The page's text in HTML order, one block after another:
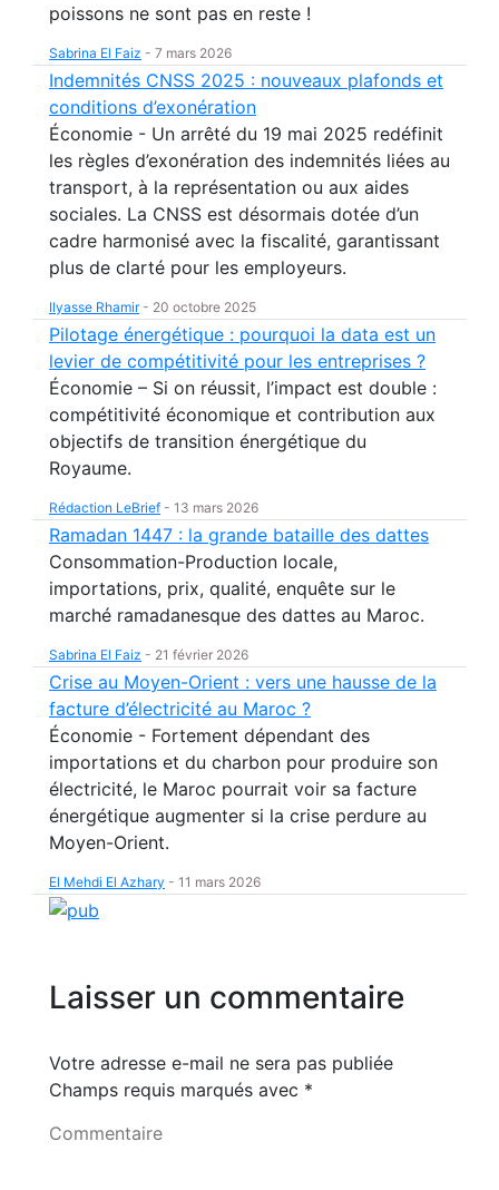
poissons ne sont pas en reste !
Sabrina El Faiz - 7 mars 2026
Indemnités CNSS 2025 : nouveaux plafonds et
conditions d’exonération
Économie - Un arrêté du 19 mai 2025 redéfinit
les règles d’exonération des indemnités liées au
transport, à la représentation ou aux aides
sociales. La CNSS est désormais dotée d’un
cadre harmonisé avec la fiscalité, garantissant
plus de clarté pour les employeurs.
Ilyasse Rhamir- 20 octobre 2025
Pilotage énergétique : pourquoi la data est un
levier de compétitivité pour les entreprises ?
Économie – Si on réussit, l’impact est double :
compétitivité économique et contribution aux
objectifs de transition énergétique du
Royaume.
Rédaction LeBrief - 13 mars 2026
Ramadan 1447 : la grande bataille des dattes
Consommation-Production locale,
importations, prix, qualité, enquête sur le
marché ramadanesque des dattes au Maroc.
Sabrina El Faiz - 21 février 2026
Crise au Moyen-Orient : vers une hausse de la
facture d’électricité au Maroc ?
Économie - Fortement dépendant des
importations et du charbon pour produire son
électricité, le Maroc pourrait voir sa facture
énergétique augmenter si la crise perdure au
Moyen-Orient.
El Mehdi El Azhary - 11 mars 2026
Laisser un commentaire
Votre adresse e-mail ne sera pas publiée
Champs requis marqués avec *
Commentaire